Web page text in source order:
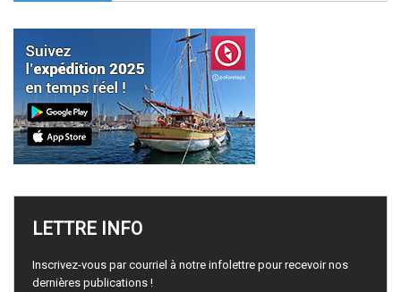
LETTRE INFO
Inscrivez-vous par courriel à notre infolettre pour recevoir nos
dernières publications !